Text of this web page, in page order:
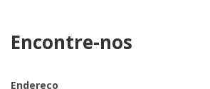
Encontre-nos
Endereço